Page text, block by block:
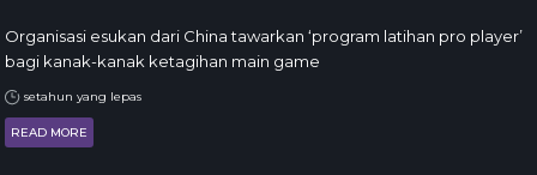
Organisasi esukan dari China tawarkan ‘program latihan pro player’
bagi kanak-kanak ketagihan main game
setahun yang lepas
READ MORE